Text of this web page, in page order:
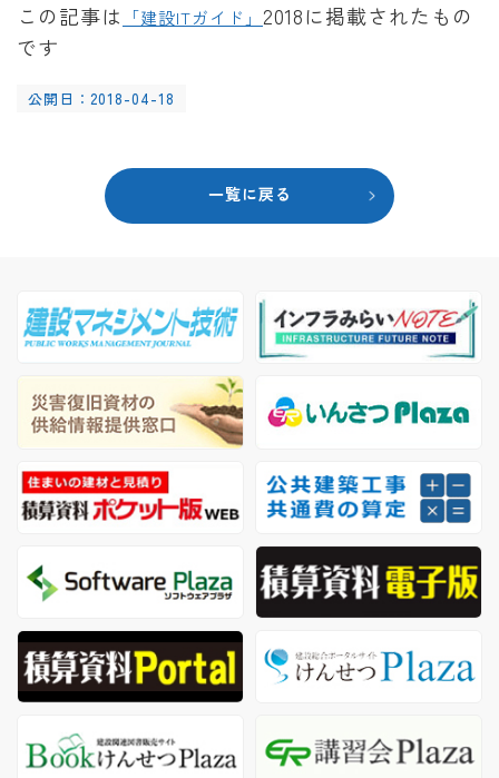
この記事は 「建設ITガイド」 2018に掲載されたもの
です
公開日：2018-04-18
一覧に戻る